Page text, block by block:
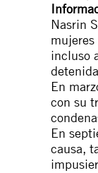
Nasrin
incluso
En
con su
En
causa,